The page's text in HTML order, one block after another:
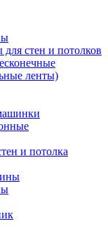
стен и потолков
ленты)
и потолка